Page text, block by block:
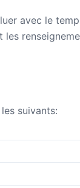
avec le
suivants: